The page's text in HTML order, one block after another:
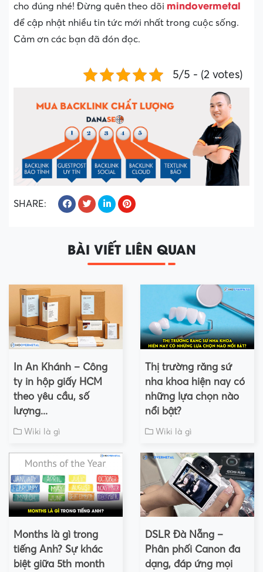
cho đúng nhé! Đừng quên theo dõi mindovermetal
để cập nhật nhiều tin tức mới nhất trong cuộc sống.
Cảm ơn các bạn đã đón đọc.
5/5 - (2 votes)
SHARE:
BÀI VIẾT LIÊN QUAN
In An Khánh – Công
ty in hộp giấy HCM
theo yêu cầu, số
lượng...
Wiki là gì
Thị trường răng sứ
nha khoa hiện nay có
những lựa chọn nào
nổi bật?
Wiki là gì
Months là gì trong
tiếng Anh? Sự khác
biệt giữa 5th month
DSLR Đà Nẵng –
Phân phối Canon đa
dạng, đáp ứng mọi